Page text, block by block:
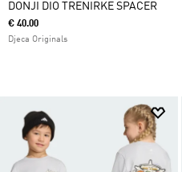
DONJI DIO TRENIRKE SPACER
€ 40.00
Djeca Originals